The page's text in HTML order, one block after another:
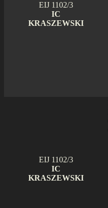
EIJ 1102/3
IC
KRASZEWSKI
EIJ 1102/3
IC
KRASZEWSKI